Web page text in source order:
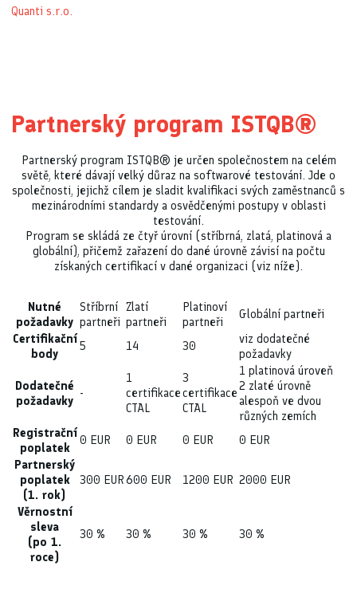
Quanti s.r.o.
Partnerský program ISTQB®
Partnerský program ISTQB® je určen společnostem na celém
světě, které dávají velký důraz na softwarové testování. Jde o
společnosti, jejichž cílem je sladit kvalifikaci svých zaměstnanců s
mezinárodními standardy a osvědčenými postupy v oblasti
testování.
Program se skládá ze čtyř úrovní (stříbrná, zlatá, platinová a
globální), přičemž zařazení do dané úrovně závisí na počtu
získaných certifikací v dané organizaci (viz níže).
Nutné
požadavky
Stříbrní
partneři
Zlatí
partneři
Platinoví
partneři
Globální partneři
Certifikační
body
5 14 30
viz dodatečné
požadavky
Dodatečné
požadavky
-
1
certifikace
CTAL
3
certifikace
CTAL
1 platinová úroveň
2 zlaté úrovně
alespoň ve dvou
různých zemích
Registrační
poplatek
0 EUR 0 EUR 0 EUR
0 EUR
Partnerský
poplatek
(1. rok)
300 EUR600 EUR 1200 EUR 2000 EUR
Věrnostní
sleva
(po 1.
roce)
30 % 30 % 30 % 30 %